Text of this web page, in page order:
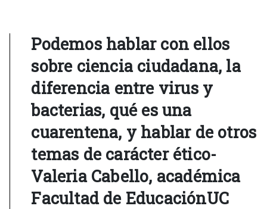
Podemos hablar con ellos
sobre ciencia ciudadana, la
diferencia entre virus y
bacterias, qué es una
cuarentena, y hablar de otros
temas de carácter ético-
Valeria Cabello, académica
Facultad de EducaciónUC